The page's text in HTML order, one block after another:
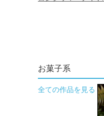
お菓子系
全ての作品を見る